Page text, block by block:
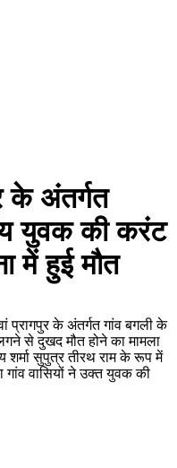
के अंतर्गत
युवक की करंट
में हुई मौत
प्रागपुर के अंतर्गत गांव बगली के
से दुखद मौत होने का मामला
सुपुत्र तीरथ राम के रूप में
गांव वासियों ने उक्त युवक की